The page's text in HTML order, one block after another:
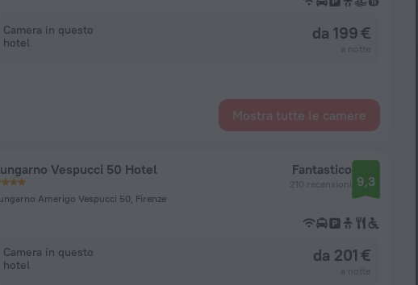
Camera in questo
hotel
da 199 €
Mostra tutte le camere
Vespucci 50 Hotel
Amerigo Vespucci 50, Firenze
Fantastico
210 recensioni 9,3
Camera in questo
hotel
da 201 €